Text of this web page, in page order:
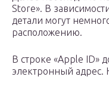
Store». В
детали могут
расположению.
В строке «Apple ID»
электронный адрес.